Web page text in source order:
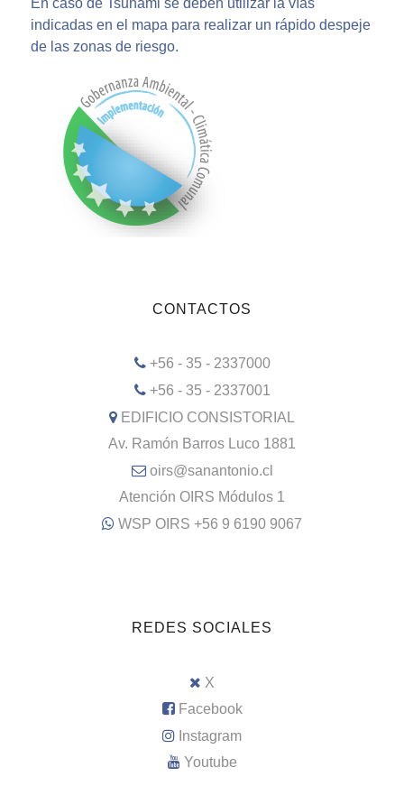
indicadas en el mapa para realizar un rápido despeje
de las zonas de riesgo.
CONTACTOS
+56 - 35 - 2337000
+56 - 35 - 2337001
EDIFICIO CONSISTORIAL
Av. Ramón Barros Luco 1881
oirs@sanantonio.cl
Atención OIRS Módulos 1
WSP OIRS +56 9 6190 9067
REDES SOCIALES
X
Facebook
Instagram
Youtube